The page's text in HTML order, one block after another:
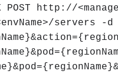
POST http://
servers -